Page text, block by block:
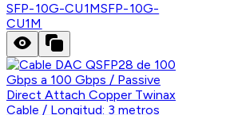
SFP-10G-CU1MSFP-10G-
CU1M